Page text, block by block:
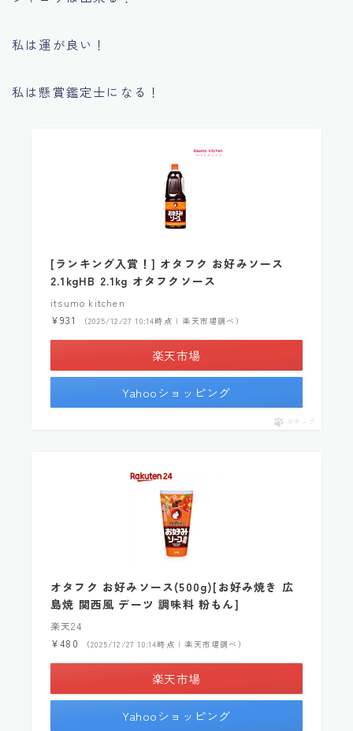
私は運が良い！
私は懸賞鑑定士になる！
[ランキング入賞！] オタフク お好みソース
2.1kgHB 2.1kg オタフクソース
itsumo kitchen
¥931
（2025/12/27 10:14時点 | 楽天市場調べ）
楽天市場
Yahooショッピング
ポチップ
オタフク お好みソース(500g)[お好み焼き 広
島焼 関西風 デーツ 調味料 粉もん]
楽天24
¥480
（2025/12/27 10:14時点 | 楽天市場調べ）
楽天市場
Yahooショッピング